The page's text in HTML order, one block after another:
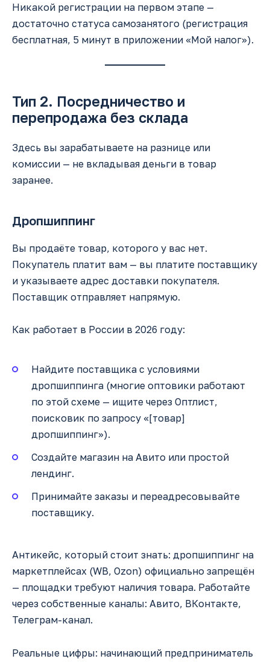
Никакой регистрации на первом этапе —
достаточно статуса самозанятого (регистрация
бесплатная, 5 минут в приложении «Мой налог»).
Тип 2. Посредничество и
перепродажа без склада
Здесь вы зарабатываете на разнице или
комиссии — не вкладывая деньги в товар
заранее.
Дропшиппинг
Вы продаёте товар, которого у вас нет.
Покупатель платит вам — вы платите поставщику
и указываете адрес доставки покупателя.
Поставщик отправляет напрямую.
Как работает в России в 2026 году:
Найдите поставщика с условиями
дропшиппинга (многие оптовики работают
по этой схеме — ищите через Оптлист,
поисковик по запросу «[товар]
дропшиппинг»).
Создайте магазин на Авито или простой
лендинг.
Принимайте заказы и переадресовывайте
поставщику.
Антикейс, который стоит знать: дропшиппинг на
маркетплейсах (WB, Ozon) официально запрещён
— площадки требуют наличия товара. Работайте
через собственные каналы: Авито, ВКонтакте,
Телеграм-канал.
Реальные цифры: начинающий предприниматель